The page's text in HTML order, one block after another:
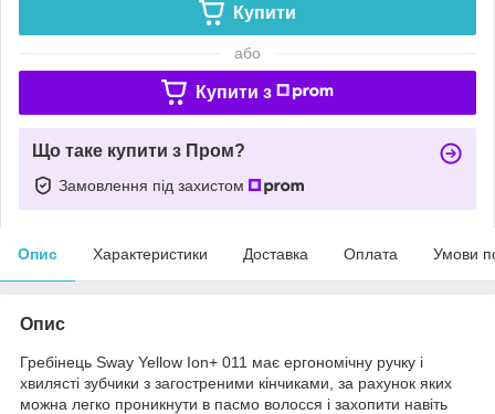
Купити
або
Купити з
Що таке купити з Пром?
Замовлення під захистом
Опис Характеристики Доставка Оплата Умови
Опис
Гребінець Sway Yellow Ion+ 011 має ергономічну ручку і
хвилясті зубчики з загостреними кінчиками, за рахунок яких
можна легко проникнути в пасмо волосся і захопити навіть